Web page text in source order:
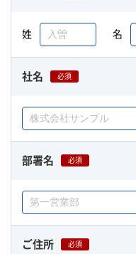
姓 名
社名 必須
部署名 必須
ご住所 必須